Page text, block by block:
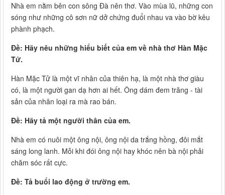
Nhà em nằm bên con sông Đà nên thơ. Vào mùa lũ, những con
sóng như những cô sơn nữ dở chứng đuổi nhau va vào bờ kêu
phành phạch.
Đề: Hãy nêu những hiểu biết của em về nhà thơ Hàn Mặc
Tử.
Hàn Mặc Tử là một vĩ nhân của thiên hạ, là một nhà thơ giàu
có, là một người gan dạ hơn ai hết. Ông dám đem trăng - tài
sản của nhân loại ra mà rao bán.
Đề: Hãy tả một người thân của em.
Nhà em có nuôi một ông nội, ông nội da trắng hồng, đôi mắt
sáng long lanh. Mỗi khi đói ông nội hay khóc nên bà nội phải
chăm sóc rất cực.
Đề: Tả buổi lao động ở trường em.